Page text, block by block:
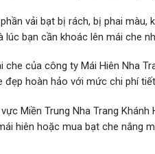
vải bạt bị rách, bị phai
bạn cần khoác lên mái che
che của công ty Mái Hiên Nha
hoàn hảo với mức chi phí
Miền Trung Nha Trang Khánh
hiên hoặc mua bạt che nắng